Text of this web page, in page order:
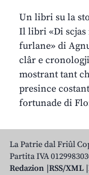
Un libri su la
Il libri «Di scjas
furlane» di
clâr e
mostrant tant
presince
fortunade di
La Patrie dal Friûl
Partita IVA
Redazion RSS/XML